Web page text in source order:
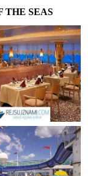
THE SEAS